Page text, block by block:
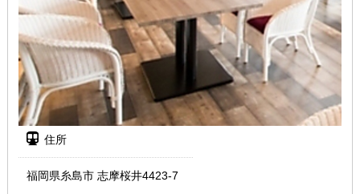
住所
福岡県糸島市 志摩桜井4423-7